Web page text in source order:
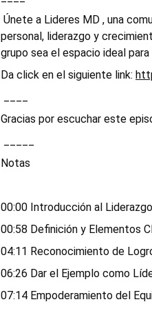
personal, liderazgo y
grupo sea el espacio ideal para
Da click en el siguiente link:
Gracias por escuchar este
Notas
00:00 Introducción al
00:58 Definición y Elementos
04:11 Reconocimiento de
06:26 Dar el Ejemplo como
07:14 Empoderamiento del